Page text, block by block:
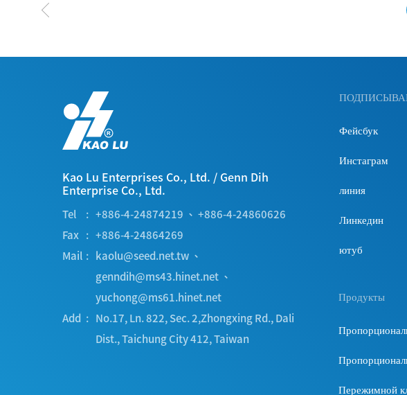
Kao Lu Enterprises Co., Ltd. / Genn Dih
Enterprise Co., Ltd.
Tel +886-4-24874219 、 +886-4-24860626
Fax
+886-4-24864269
Mail
kaolu@seed.net.tw 、
genndih@ms43.hinet.net 、
yuchong@ms61.hinet.net
Add
No.17, Ln. 822, Sec. 2,Zhongxing Rd.,Dali
Dist.,Taichung City412,Taiwan
Фейсбук
Инстаграм
линия
Линкедин
ютуб
Продукты
Пережимной